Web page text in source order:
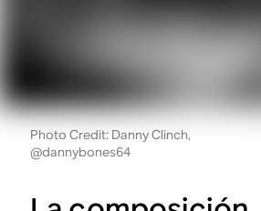
Photo Credit: Danny Clinch,
@dannybones64